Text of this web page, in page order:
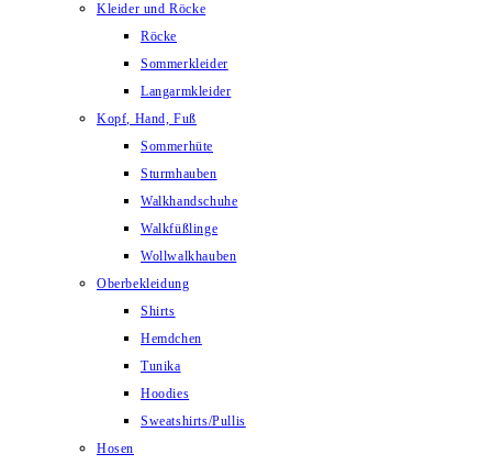
Kleider und Röcke
Röcke
Sommerkleider
Langarmkleider
Kopf, Hand, Fuß
Sommerhüte
Sturmhauben
Walkhandschuhe
Walkfüßlinge
Wollwalkhauben
Oberbekleidung
Shirts
Hemdchen
Tunika
Hoodies
Sweatshirts/Pullis
Hosen